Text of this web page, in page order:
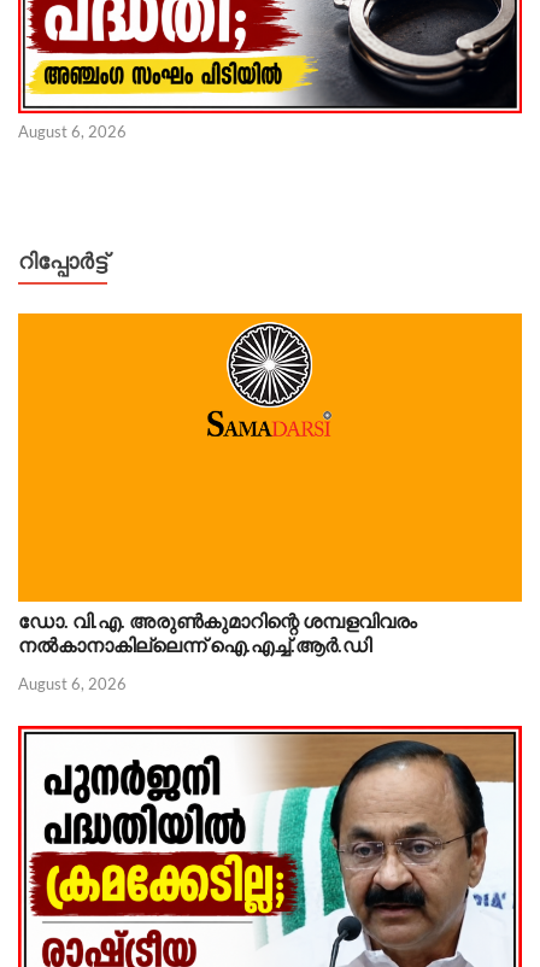
August 6, 2026
റിപ്പോര്‍ട്ട്
ഡോ. വി.എ. അരുണ്‍കുമാറിന്റെ ശമ്പളവിവരം
നൽകാനാകില്ലെന്ന് ഐ.എച്ച്.ആർ.ഡി
August 6, 2026